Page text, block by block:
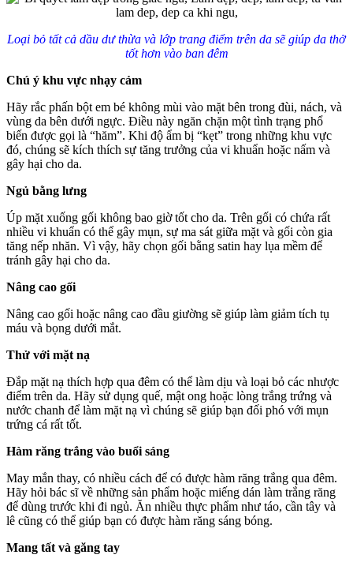
Loại bỏ tất cả dầu dư thừa và lớp trang điểm trên da sẽ giúp da thở
tốt hơn vào ban đêm
Chú ý khu vực nhạy cảm
Hãy rắc phấn bột em bé không mùi vào mặt bên trong đùi, nách, và
vùng da bên dưới ngực. Điều này ngăn chặn một tình trạng phổ
biến được gọi là “hăm”. Khi độ ẩm bị “kẹt” trong những khu vực
đó, chúng sẽ kích thích sự tăng trưởng của vi khuẩn hoặc nấm và
gây hại cho da.
Ngủ bằng lưng
Úp mặt xuống gối không bao giờ tốt cho da. Trên gối có chứa rất
nhiều vi khuẩn có thể gây mụn, sự ma sát giữa mặt và gối còn gia
tăng nếp nhăn. Vì vậy, hãy chọn gối bằng satin hay lụa mềm để
tránh gây hại cho da.
Nâng cao gối
Nâng cao gối hoặc nâng cao đầu giường sẽ giúp làm giảm tích tụ
máu và bọng dưới mắt.
Thử với mặt nạ
Đắp mặt nạ thích hợp qua đêm có thể làm dịu và loại bỏ các nhược
điểm trên da. Hãy sử dụng quế, mật ong hoặc lòng trắng trứng và
nước chanh để làm mặt nạ vì chúng sẽ giúp bạn đối phó với mụn
trứng cá rất tốt.
Hàm răng trắng vào buổi sáng
May mắn thay, có nhiều cách để có được hàm răng trắng qua đêm.
Hãy hỏi bác sĩ về những sản phẩm hoặc miếng dán làm trắng răng
để dùng trước khi đi ngủ. Ăn nhiều thực phẩm như táo, cần tây và
lê cũng có thể giúp bạn có được hàm răng sáng bóng.
Mang tất và găng tay